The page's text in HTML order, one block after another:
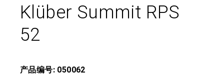
Klüber Summit RPS
52
产品编号: 050062